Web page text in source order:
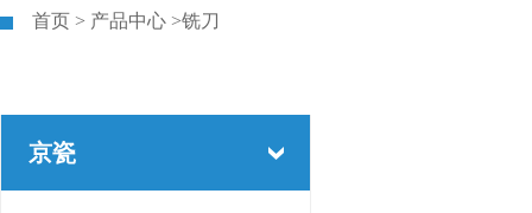
首页 > 产品中心 >铣刀
京瓷